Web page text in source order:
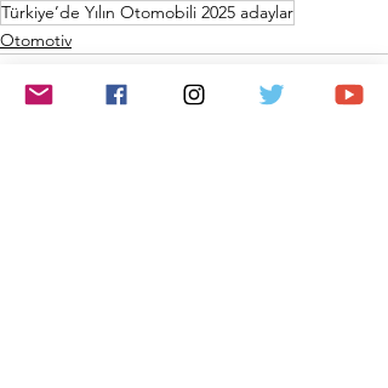
Türkiye’de Yılın Otomobili 2025 adaylar
Otomotiv